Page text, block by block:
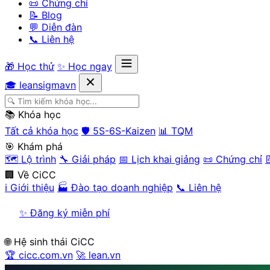
📜 Chứng chỉ
📝 Blog
💬 Diễn đàn
📞 Liên hệ
🎁 Học thử ✨ Học ngay
🎓 leansigmavn
📚 Khóa học
Tất cả khóa học 🛡️ 5S-6S-Kaizen 📊 TQM
🎯 Khám phá
🗺️ Lộ trình 🔧 Giải pháp 📅 Lịch khai giảng 📜 Chứng chỉ
🏢 Về CiCC
ℹ️ Giới thiệu 🏭 Đào tạo doanh nghiệp 📞 Liên hệ
✨ Đăng ký miễn phí
🌐 Hệ sinh thái CiCC
🏆 cicc.com.vn 🚀 lean.vn